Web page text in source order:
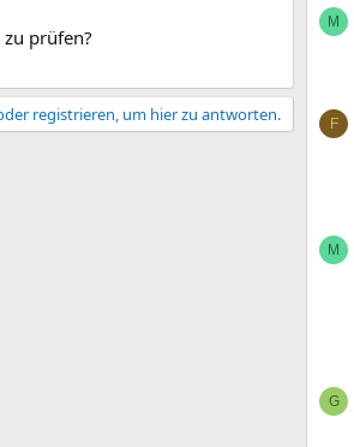
prüfen?
registrieren, um hier zu antworten.
M
F
M
G